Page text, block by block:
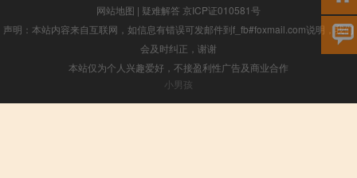
网站地图 | 疑难解答 京ICP证010581号
声明：本站内容来自互联网，如信息有错误可发邮件到f_fb#foxmail.com说明，我们
会及时纠正，谢谢
本站仅为个人兴趣爱好，不接盈利性广告及商业合作
小男孩